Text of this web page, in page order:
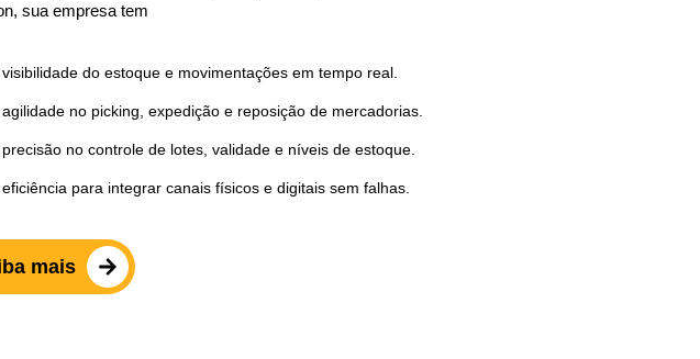
sua empresa tem
do estoque e movimentações em tempo real.
no picking, expedição e reposição de mercadorias.
no controle de lotes, validade e níveis de estoque.
para integrar canais físicos e digitais sem falhas.
mais